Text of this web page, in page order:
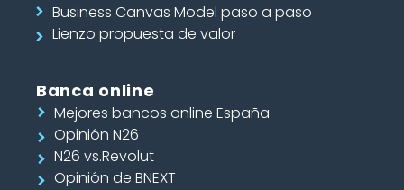
Business Canvas Model paso a paso
Lienzo propuesta de valor
Banca online
Mejores bancos online España
Opinión N26
N26 vs.Revolut
Opinión de BNEXT